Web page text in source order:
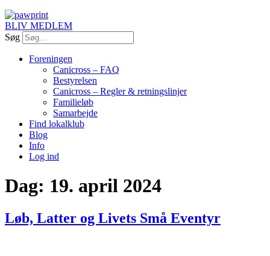
BLIV MEDLEM
Søg
Foreningen
Canicross – FAQ
Bestyrelsen
Canicross – Regler & retningslinjer
Familieløb
Samarbejde
Find lokalklub
Blog
Info
Log ind
Dag: 19. april 2024
Løb, Latter og Livets Små Eventyr